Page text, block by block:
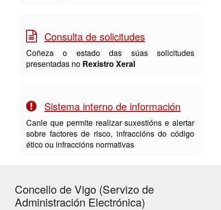
Consulta de solicitudes
Coñeza o estado das súas solicitudes
presentadas no Rexistro Xeral
Sistema interno de información
Canle que permite realizar suxestións e alertar
sobre factores de risco, infraccións do código
ético ou infraccións normativas
Concello de Vigo (Servizo de
Administración Electrónica)